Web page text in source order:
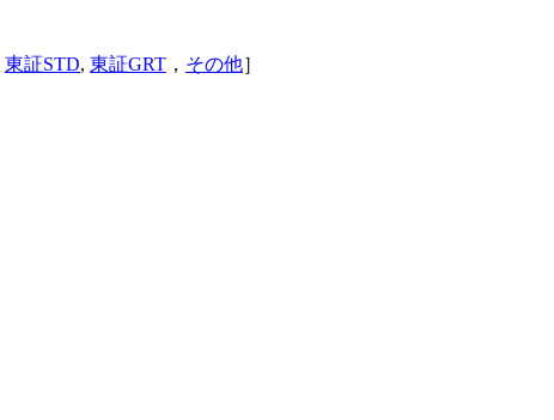
東証STD, 東証GRT ， その他］